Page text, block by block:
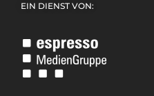
EIN DIENST VON: